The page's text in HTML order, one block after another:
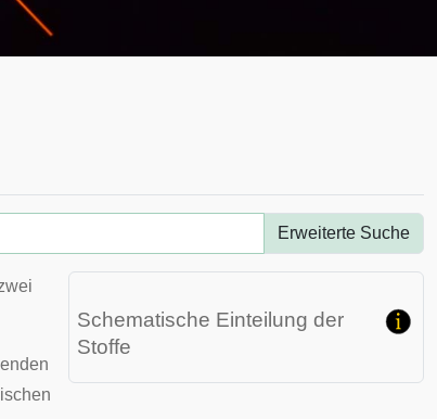
Erweiterte Suche
Schematische Einteilung der
Stoffe